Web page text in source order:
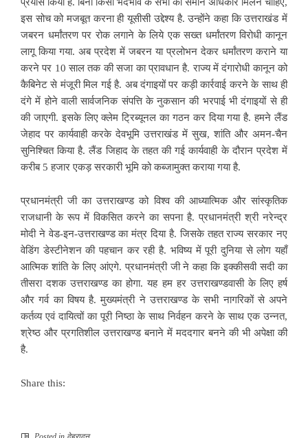
इस सोच को मजबूत करना ही यूसीसी उद्देश्य है. उन्होंने कहा कि उत्तराखंड में
जबरन धर्मांतरण पर रोक लगाने के लिये एक सख्त धर्मांतरण विरोधी कानून
लागू किया गया. अब प्रदेश में जबरन या प्रलोभन देकर धर्मांतरण कराने या
करने पर 10 साल तक की सजा का प्रावधान है. राज्य में दंगारोधी कानून को
कैबिनेट से मंजूरी मिल गई है. अब दंगाइयों पर कड़ी कार्रवाई करने के साथ ही
दंगे में होने वाली सार्वजनिक संपत्ति के नुकसान की भरपाई भी दंगाइयों से ही
की जाएगी. इसके लिए क्लेम ट्रिब्यूनल का गठन कर दिया गया है. हमने लैंड
जेहाद पर कार्यवाही करके देवभूमि उत्तराखंड में सुख, शांति और अमन-चैन
सुनिश्चित किया है. लैंड जिहाद के तहत की गई कार्यवाही के दौरान प्रदेश में
करीब 5 हजार एकड़ सरकारी भूमि को कब्जामुक्त कराया गया है.
प्रधानमंत्री जी का उत्तराखण्ड को विश्व की आध्यात्मिक और सांस्कृतिक
राजधानी के रूप में विकसित करने का सपना है. प्रधानमंत्री श्री नरेन्द्र
मोदी ने वेड-इन-उत्तराखण्ड का मंत्र दिया है. जिसके तहत राज्य सरकार नए
वेडिंग डेस्टीनेशन की पहचान कर रही है. भविष्य में पूरी दुनिया से लोग यहाँ
आत्मिक शांति के लिए आंएगे. प्रधानमंत्री जी ने कहा कि इक्कीसवी सदी का
तीसरा दशक उत्तराखण्ड का होगा. यह हम हर उत्तराखण्डवासी के लिए हर्ष
और गर्व का विषय है. मुख्यमंत्री ने उत्तराखण्ड के सभी नागरिकों से अपने
कर्तव्य एवं दायित्वों का पूरी निष्ठा के साथ निर्वहन करने के साथ एक उन्नत,
श्रेष्ठ और प्रगतिशील उत्तराखण्ड बनाने में मददगार बनने की भी अपेक्षा की
है.
Share this: